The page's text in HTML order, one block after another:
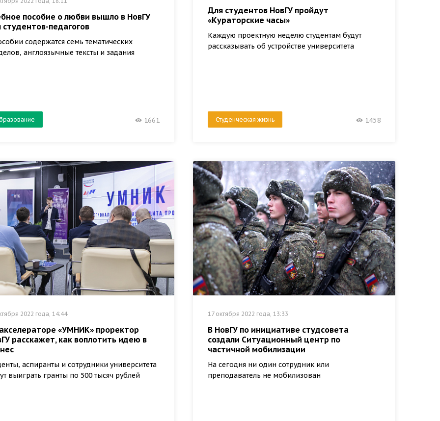
пособие о любви вышло в НовГУ
студентов-педагогов
содержатся семь тематических
англоязычные тексты и задания
1661
Для студентов НовГУ пройдут
«Кураторские часы»
Каждую проектную неделю студентам будут
рассказывать об устройстве университета
Студенческая жизнь 1458
2022 года, 14:44
«УМНИК» проректор
расскажет, как воплотить идею в
аспиранты и сотрудники университета
выиграть гранты по 500 тысяч рублей
17 октября 2022 года, 13:33
В НовГУ по инициативе студсовета
создали Ситуационный центр по
частичной мобилизации
На сегодня ни один сотрудник или
преподаватель не мобилизован